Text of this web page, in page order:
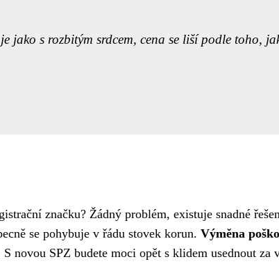
jako s rozbitým srdcem, cena se liší podle toho,
značku? Žádný problém, existuje snadné
se pohybuje v řádu stovek korun. Výměna
novou SPZ budete moci opět s klidem usednout